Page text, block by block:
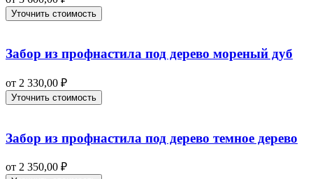
Уточнить стоимость
Забор из профнастила под дерево мореный дуб
от 2 330,00 ₽
Уточнить стоимость
Забор из профнастила под дерево темное дерево
от 2 350,00 ₽